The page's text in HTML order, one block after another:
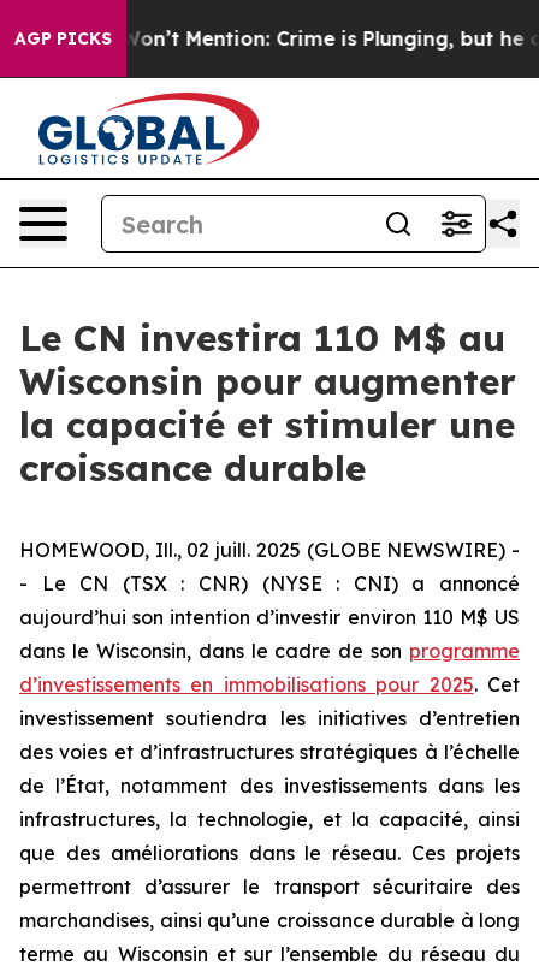
AGP PICKSWon’t Mention: Crime is Plunging, but he
Le CN investira 110 M$ au
Wisconsin pour augmenter
la capacité et stimuler une
croissance durable
HOMEWOOD, Ill., 02 juill. 2025 (GLOBE NEWSWIRE) -
- Le CN (TSX : CNR) (NYSE : CNI) a annoncé
aujourd’hui son intention d’investir environ 110 M$ US
dans le Wisconsin, dans le cadre de son programme
d’investissements en immobilisations pour 2025. Cet
investissement soutiendra les initiatives d’entretien
des voies et d’infrastructures stratégiques à l’échelle
de l’État, notamment des investissements dans les
infrastructures, la technologie, et la capacité, ainsi
que des améliorations dans le réseau. Ces projets
permettront d’assurer le transport sécuritaire des
marchandises, ainsi qu’une croissance durable à long
terme au Wisconsin et sur l’ensemble du réseau du